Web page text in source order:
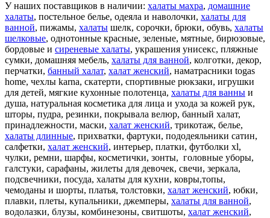
У наших поставщиков в наличии: халаты махра, домашние
халаты, постельное белье, одеяла и наволочки, халаты для
ванной, пижамы, халаты шелк, сорочки, брюки, обувь, халаты
шелковые, однотонные красные, зеленые, мятные, бирюзовые,
бордовые и сиреневые халаты, украшения унисекс, пляжные
сумки, домашняя мебель, халаты для ванной, колготки, декор,
перчатки, банный халат, халат женский, наматрасники togas
home, чехлы karna, скатерти, спортивные рюкзаки, игрушки
для детей, мягкие кухонные полотенца, халаты для ванны и
душа, натуральная косметика для лица и ухода за кожей рук,
шторы, пудра, резинки, покрывала велюр, банный халат,
принадлежности, маски, халат женский, трикотаж, белье,
халаты длинные, прихватки, фартуки, пододеяльники сатин,
салфетки, халат женский, интерьер, платки, футболки xl,
чулки, ремни, шарфы, косметички, зонты, головные уборы,
галстуки, сарафаны, жилеты для девочек, свечи, зеркала,
подсвечники, посуда, халаты для кухни, ковры,топы,
чемоданы и шорты, платья, толстовки, халат женский, юбки,
плавки, плеты, купальники, джемперы, халаты для ванной,
водолазки, блузы, комбинезоны, свитшоты, халат женский,